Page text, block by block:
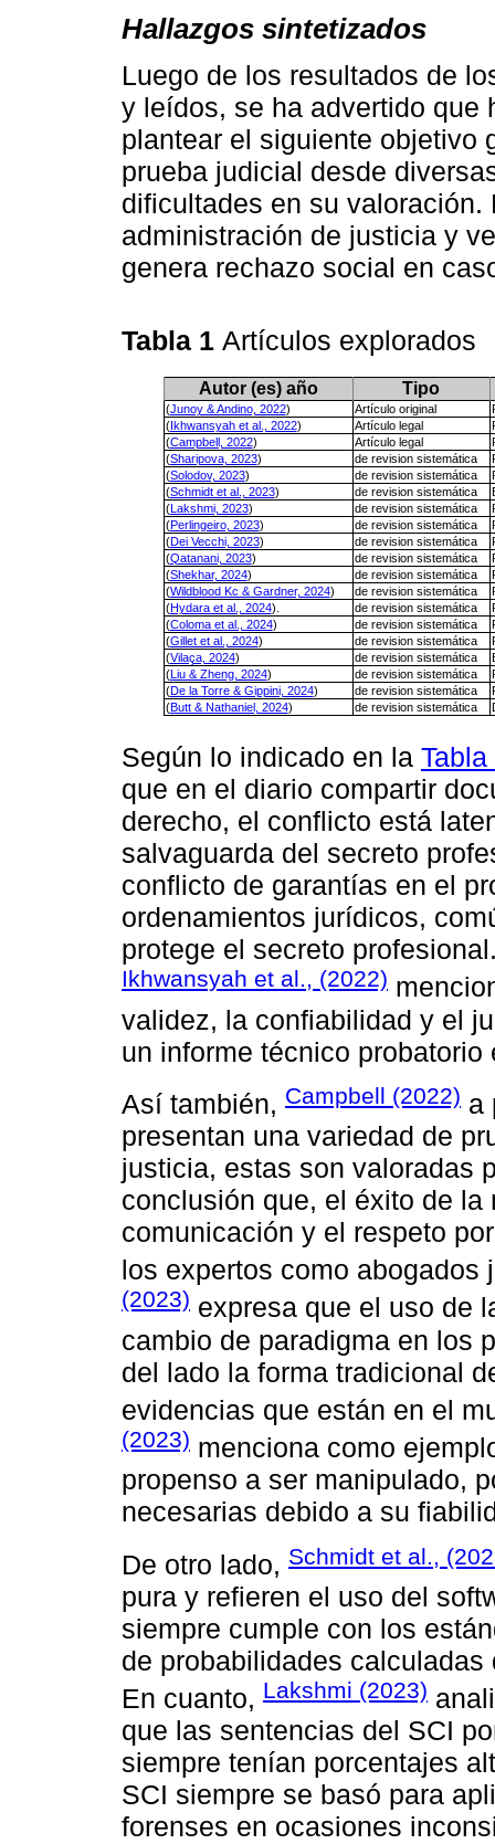
Hallazgos sintetizados
Luego de los resultados de
y leídos, se ha advertido que
plantear el siguiente objetivo
prueba judicial desde
dificultades en su
administración de justicia y
genera rechazo social en
Tabla 1 Artículos explorados
Autor (es) año Tipo
(Junoy & Andino, 2022) Artículo original
(Ikhwansyah et al., 2022) Artículo legal
(Campbell, 2022) Artículo legal
(Sharipova, 2023) de revision sistemática
(Solodov, 2023) de revision sistemática
(Schmidt et al., 2023) de revision sistemática
(Lakshmi, 2023) de revision sistemática
(Perlingeiro, 2023) de revision sistemática
(Dei Vecchi, 2023) de revision sistemática
(Qatanani, 2023) de revision sistemática
(Shekhar, 2024) de revision sistemática
(Wildblood Kc & Gardner, 2024) de revision sistemática
(Hydara et al., 2024). de revision sistemática
(Coloma et al., 2024) de revision sistemática
(Gillet et al., 2024) de revision sistemática
(Vilaça, 2024) de revision sistemática
(Liu & Zheng, 2024) de revision sistemática
(De la Torre & Gippini, 2024) de revision sistemática
(Butt & Nathaniel, 2024) de revision sistemática
Según lo indicado en la Tabla
que en el diario compartir
derecho, el conflicto está
salvaguarda del secreto
conflicto de garantías en el
ordenamientos jurídicos,
protege el secreto
Ikhwansyah et al., (2022)
validez, la confiabilidad y el
un informe técnico
Así también, Campbell (2022) a
presentan una variedad de
justicia, estas son valoradas
conclusión que, el éxito de
comunicación y el respeto
los expertos como
(2023) expresa que el uso de
cambio de paradigma en los
del lado la forma tradicional
evidencias que están en el
(2023) menciona como
propenso a ser manipulado,
necesarias debido a su
De otro lado, Schmidt et al.,
pura y refieren el uso del
siempre cumple con los
de probabilidades
En cuanto, Lakshmi (2023)
que las sentencias del SCI
siempre tenían porcentajes
SCI siempre se basó para
forenses en ocasiones